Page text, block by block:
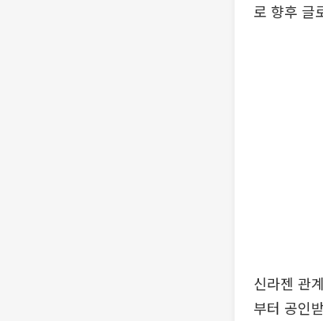
로 향후 글
신라젠 관
부터 공인